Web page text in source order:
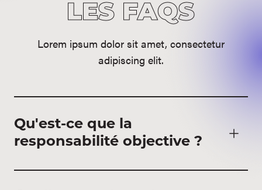
LES FAQS
Lorem ipsum dolor sit amet, consectetur
adipiscing elit.
Qu'est-ce que la
responsabilité objective ?